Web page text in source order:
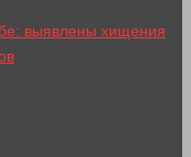
выявлены хищения